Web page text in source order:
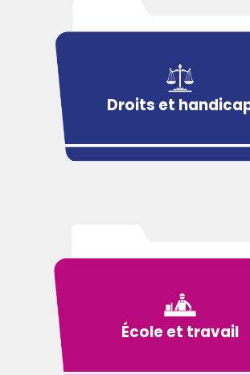
Droits et
École et travail